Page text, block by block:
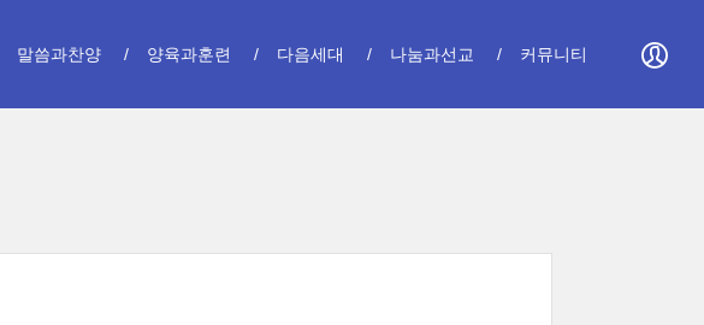
말씀과찬양 양육과훈련 다음세대 나눔과선교 커뮤니티